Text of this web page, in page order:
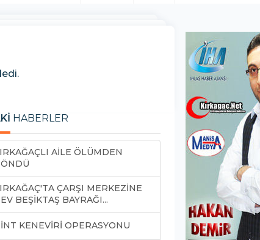
HABERLER
AİLE ÖLÜMDEN
ÇARŞI MERKEZİNE
BEŞİKTAŞ BAYRAĞI...
KENEVİRİ OPERASYONU